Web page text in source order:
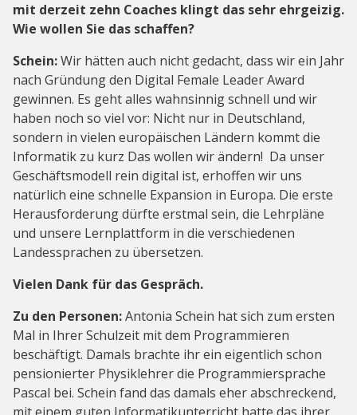
mit derzeit zehn Coaches klingt das sehr ehrgeizig.
Wie wollen Sie das schaffen?
Schein:Wir hätten auch nicht gedacht, dass wir ein Jahr
nach Gründung den Digital Female Leader Award
gewinnen. Es geht alles wahnsinnig schnell und wir
haben noch so viel vor: Nicht nur in Deutschland,
sondern in vielen europäischen Ländern kommt die
Informatik zu kurz Das wollen wir ändern! Da unser
Geschäftsmodell rein digital ist, erhoffen wir uns
natürlich eine schnelle Expansion in Europa. Die erste
Herausforderung dürfte erstmal sein, die Lehrpläne
und unsere Lernplattform in die verschiedenen
Landessprachen zu übersetzen.
Vielen Dank für das Gespräch.
Zu den Personen:Antonia Schein hat sich zum ersten
Mal in Ihrer Schulzeit mit dem Programmieren
beschäftigt. Damals brachte ihr ein eigentlich schon
pensionierter Physiklehrer die Programmiersprache
Pascal bei. Schein fand das damals eher abschreckend,